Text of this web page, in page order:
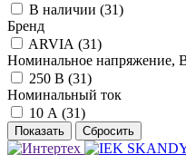
В наличии (31)
Бренд
ARVIA (31)
Номинальное напряжение,
250 В (31)
Номинальный ток
10 А (31)